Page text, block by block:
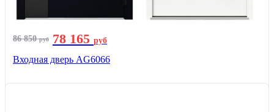
86 850руб 78 165 руб
Входная дверь AG6066